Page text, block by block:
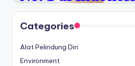
Categories
Alat Pelindung Diri
Environment